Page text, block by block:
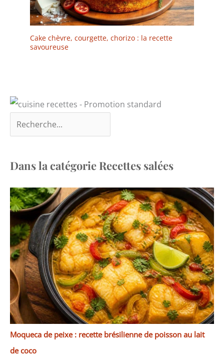
Cake chèvre, courgette, chorizo : la recette
savoureuse
Dans la catégorie Recettes salées
Moqueca de peixe : recette brésilienne de poisson au lait
de coco